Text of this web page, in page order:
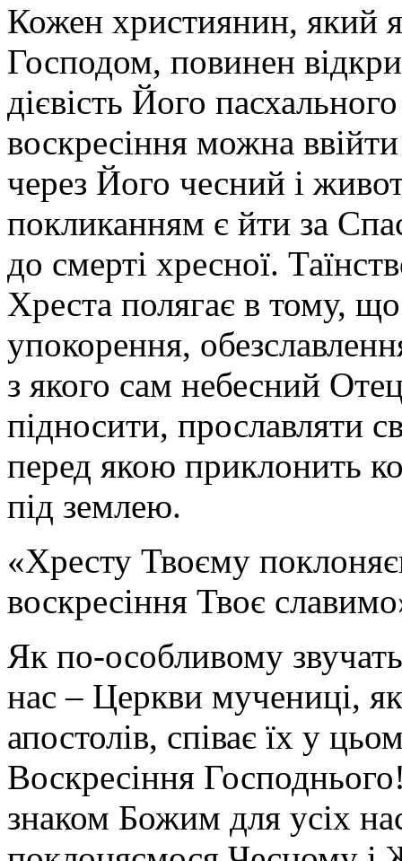
Кожен християнин, який
Господом, повинен
дієвість Його
воскресіння можна
через Його чесний і
покликанням є йти за
до смерті хресної.
Хреста полягає в тому,
упокорення,
з якого сам небесний
підносити, прославляти
перед якою приклонить
під землею.
«Хресту Твоєму
воскресіння Твоє
Як по-особливому
нас – Церкви мучениці,
апостолів, співає їх у
Воскресіння
знаком Божим для усіх